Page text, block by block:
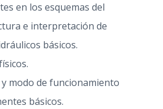
en los esquemas del
e interpretación de
básicos.
modo de funcionamiento
básicos.